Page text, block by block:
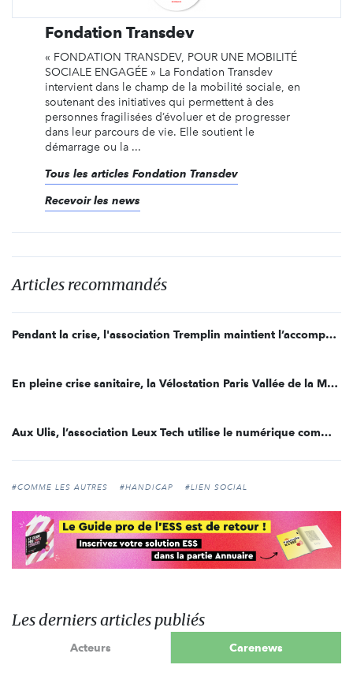
Fondation Transdev
« FONDATION TRANSDEV, POUR UNE MOBILITÉ
SOCIALE ENGAGÉE » La Fondation Transdev
intervient dans le champ de la mobilité sociale, en
soutenant des initiatives qui permettent à des
personnes fragilisées d’évoluer et de progresser
dans leur parcours de vie. Elle soutient le
démarrage ou la ...
Tous les articles Fondation Transdev
Recevoir les news
Articles recommandés
Pendant la crise, l'association Tremplin maintient l’accompagnement des jeunes pour la réussite de leurs études scientifiques
En pleine crise sanitaire, la Vélostation Paris Vallée de la Marne prouve son utilité sociale et environnementale
Aux Ulis, l’association Leux Tech utilise le numérique comme levier de mobilité sociale
#COMME LES AUTRES #HANDICAP #LIEN SOCIAL
Les derniers articles publiés
Acteurs Carenews